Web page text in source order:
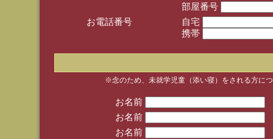
部屋番号
お電話番号
自宅
携帯
※念のため、未就学児童（添い寝）をされる方に
お名前
お名前
お名前